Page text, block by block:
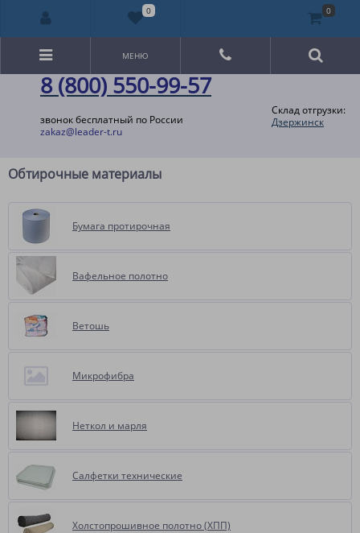
8 (800) 550-99-57
звонок бесплатный по России
zakaz@leader-t.ru
Склад отгрузки:
Дзержинск
МЕНЮ
Обтирочные материалы
Бумага протирочная
Вафельное полотно
Ветошь
Микрофибра
Неткол и марля
Салфетки технические
Холстопрошивное полотно (ХПП)
0 0